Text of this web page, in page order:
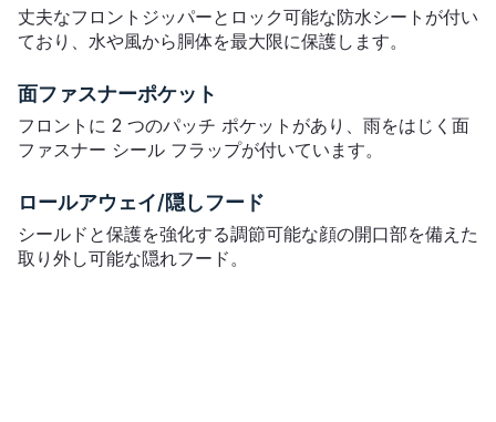
丈夫なフロントジッパーとロック可能な防水シートが付い
ており、水や風から胴体を最大限に保護します。
面ファスナーポケット
フロントに 2 つのパッチ ポケットがあり、雨をはじく面
ファスナー シール フラップが付いています。
ロールアウェイ/隠しフード
シールドと保護を強化する調節可能な顔の開口部を備えた
取り外し可能な隠れフード。